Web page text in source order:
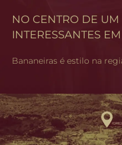
NO CENTRO DE
INTERESSANTES
Bananeiras é estilo na